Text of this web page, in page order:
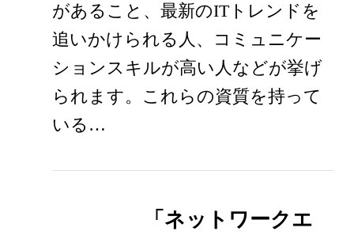
があること、最新のITトレンドを
追いかけられる人、コミュニケー
ションスキルが高い人などが挙げ
られます。これらの資質を持って
いる…
「ネットワークエ